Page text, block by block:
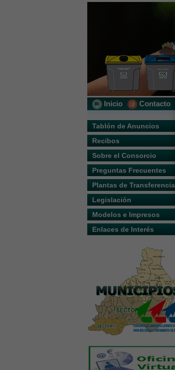
Inicio Contacto
Tablón de Anuncios
Recibos
Sobre el Consorcio
Preguntas Frecuentes
Plantas de Transferencia
Legislación
Modelos e Impresos
Enlaces de Interés